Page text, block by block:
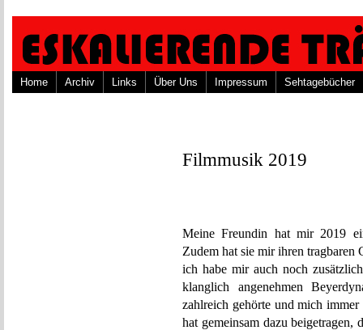
Home Archiv Links Über Uns Impressum Sehtagebücher
Filmmusik 2019
Meine Freundin hat mir 2019
Zudem hat sie mir ihren tragbaren
ich habe mir auch noch
klanglich angenehmen
zahlreich gehörte und mich
hat gemeinsam dazu beigetragen,